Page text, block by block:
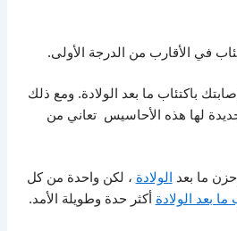
في الأقارب من الدرجة الأولى.
باكتئاب ما بعد الولادة. ومع ذلك
لها هذه الأحاسيس تعاني من
ما بعد الولادة ، لكن واحدة من كل
ما بعد الولادة أكثر حدة وطويلة الأمد.